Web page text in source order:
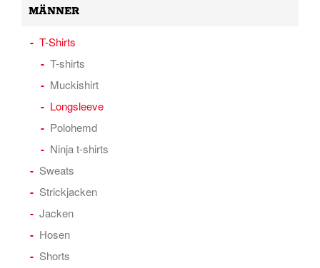
MÄNNER
T-Shirts
T-shirts
Muckishirt
Longsleeve
Polohemd
Ninja t-shirts
Sweats
Strickjacken
Jacken
Hosen
Shorts